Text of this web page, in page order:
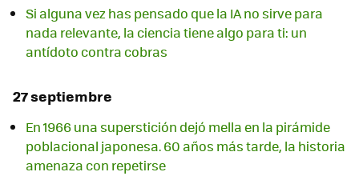
Si alguna vez has pensado que la IA no sirve para
nada relevante, la ciencia tiene algo para ti: un
antídoto contra cobras
27 septiembre
En 1966 una superstición dejó mella en la pirámide
poblacional japonesa. 60 años más tarde, la historia
amenaza con repetirse